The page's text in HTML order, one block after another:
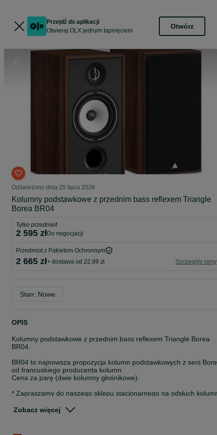
Przejdź do aplikacji
Otwieraj OLX jednym tapnięciem
Otwórz
Odświeżono dnia 25 lipca 2026
Kolumny podstawkowe z przednim bass reflexem Triangle
Borea BR04
Tylko przedmiot
2 595 zł do negocjacji
Przedmiot z Pakietem Ochronnym
2 665 zł+ dostawa od 22,99 zł Szczegóły ceny
Stan: Nowe
OPIS
Kolumny podstawkowe z przednim bass reflexem Triangle Borea
BR04.
BR04 to najnowsza propozycja kolumn podstawkowych z serii
od francuskiego producenta kolumn.
Cena za parę (dwie kolumny głośnikowe).
* Zapraszamy do naszego sklepu stacjonarnego na odsłuch
Zobacz więcej